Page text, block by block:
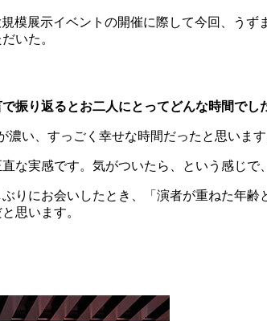
模展示イベントの開催に際して今回、うず
いた。
振り返るとお二人にとってどんな時間でし
い、すっごく幸せな時間だったと思います
実感です。気がついたら、という感じで
りにお会いしたとき、「演者が重ねた年
思います。